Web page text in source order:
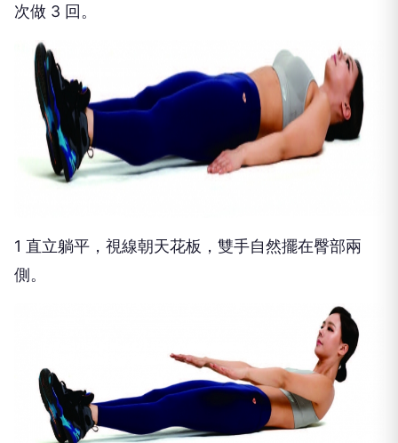
次做 3 回。
1 直立躺平，視線朝天花板，雙手自然擺在臀部兩
側。